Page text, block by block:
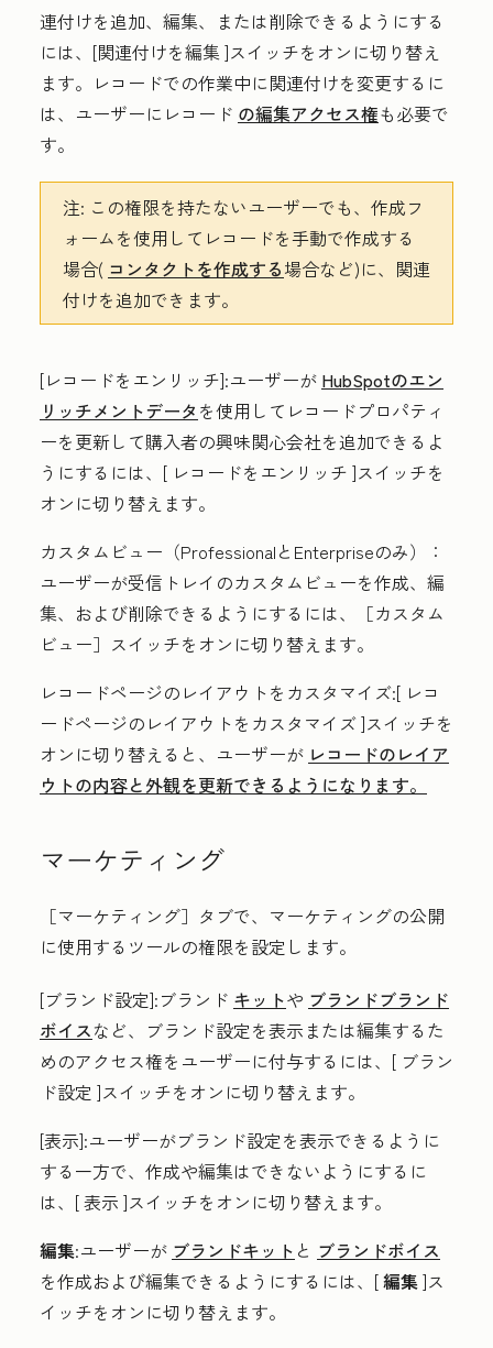
連付けを追加、編集、または削除できるようにする
には、[関連付けを編集]スイッチをオンに切り替え
ます。レコードでの作業中に関連付けを変更するに
は、ユーザーにレコード の編集アクセス権も必要で
す。
注: この権限を持たないユーザーでも、作成フ
ォームを使用してレコードを手動で作成する
場合( コンタクトを作成する場合など)に、関連
付けを追加できます。
[レコードをエンリッチ]:ユーザーが HubSpotのエン
リッチメントデータ を使用してレコードプロパティ
ーを更新して購入者の興味関心会社を追加できるよ
うにするには、[ レコードをエンリッチ ]スイッチを
オンに切り替えます。
カスタムビュー （Professionalと Enterpriseのみ）
：
ユーザーが受信トレイのカスタムビューを作成、編
集、および削除できるようにするには、［カスタム
ビュー］ スイッチをオンに切り替えます。
レコードページのレイアウトをカスタマイズ:[ レコ
ードページのレイアウトをカスタマイズ]スイッチを
オンに切り替えると、ユーザーが レコードのレイア
ウトの内容と外観を更新できるようになります。
マーケティング
［マーケティング］タブで、マーケティングの公開
に使用するツールの権限を設定します。
[ブランド設定]:ブランド キットや ブランドブランド
ボイスなど、ブランド設定を表示または編集するた
めのアクセス権をユーザーに付与するには、[ ブラン
ド設定 ]スイッチをオンに切り替えます。
[表示]:ユーザーがブランド設定を表示できるように
する一方で、作成や編集はできないようにするに
は、[表示 ]スイッチをオンに切り替えます。
編集:ユーザーが ブランドキット と ブランドボイス
を作成および編集できるようにするには、[編集]ス
イッチをオンに切り替えます。